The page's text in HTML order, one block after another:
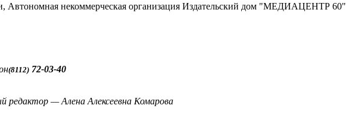
Автономная некоммерческая организация Издательский дом "МЕДИАЦЕНТР 60"
(8112) 72-03-40
— Алена Алексеевна Комарова